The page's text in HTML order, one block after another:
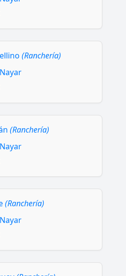
(Ranchería)
(Ranchería)
(Ranchería)